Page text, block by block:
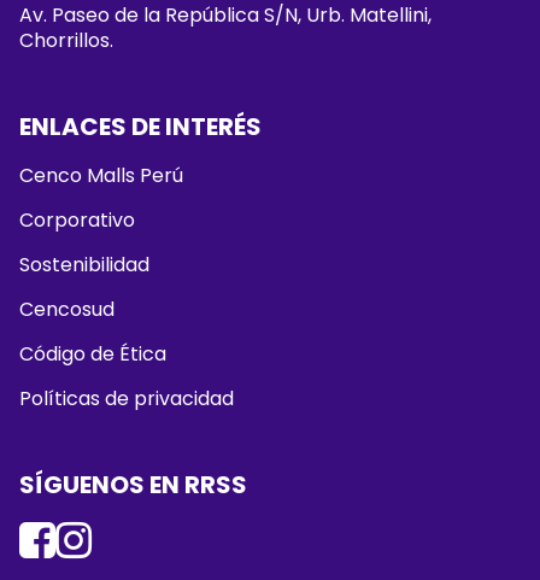
Av. Paseo de la República S/N, Urb. Matellini,
Chorrillos.
ENLACES DE INTERÉS
Cenco Malls Perú
Corporativo
Sostenibilidad
Cencosud
Código de Ética
Políticas de privacidad
SÍGUENOS EN RRSS